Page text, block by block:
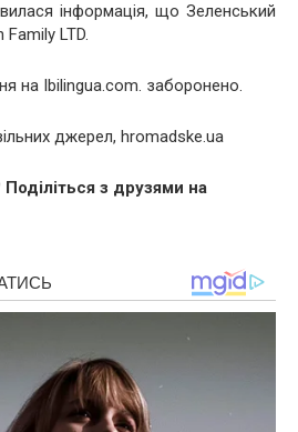
інформація, що Зеленський
LTD.
на Ibilingua.com. заборонено.
джерел, hromadske.ua
з друзями на